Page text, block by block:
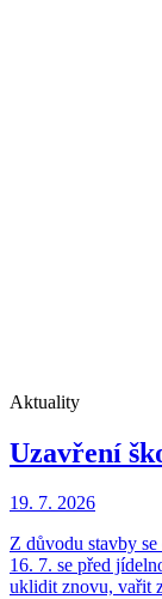
Aktuality
Uzavření
19. 7. 2026
Z důvodu stavby
16. 7. se před
uklidit znovu, vařit